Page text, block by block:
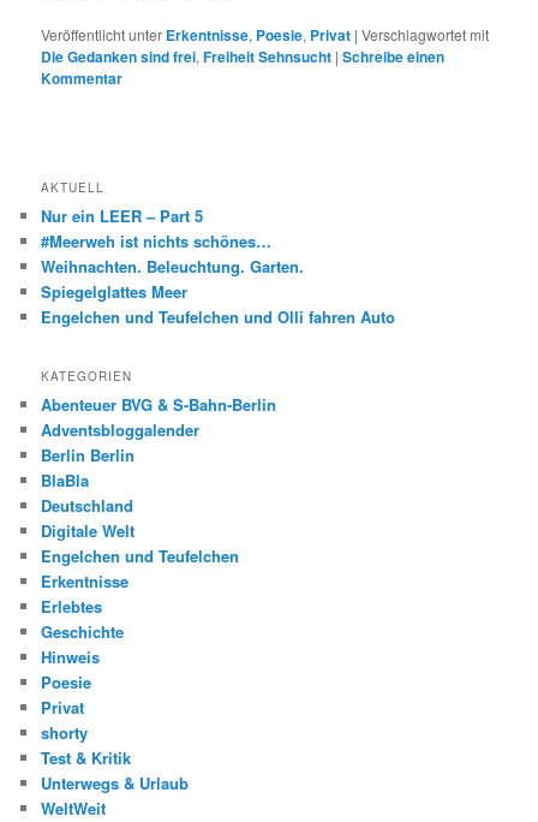
Veröffentlicht unter Erkentnisse, Poesie, Privat |Verschlagwortet mit
Die Gedanken sind frei,Freiheit Sehnsucht |Schreibe einen
Kommentar
AKTUELL
Nur ein LEER – Part 5
#Meerweh ist nichts schönes…
Weihnachten. Beleuchtung. Garten.
Spiegelglattes Meer
Engelchen und Teufelchen und Olli fahren Auto
KATEGORIEN
Abenteuer BVG & S-Bahn-Berlin
Adventsbloggalender
Berlin Berlin
BlaBla
Deutschland
Digitale Welt
Engelchen und Teufelchen
Erkentnisse
Erlebtes
Geschichte
Hinweis
Poesie
Privat
shorty
Test & Kritik
Unterwegs & Urlaub
WeltWeit